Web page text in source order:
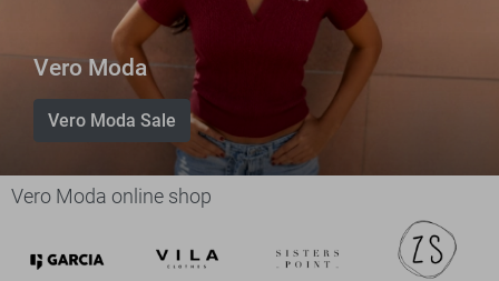
Vero Moda
Vero Moda Sale
Vero Moda online shop